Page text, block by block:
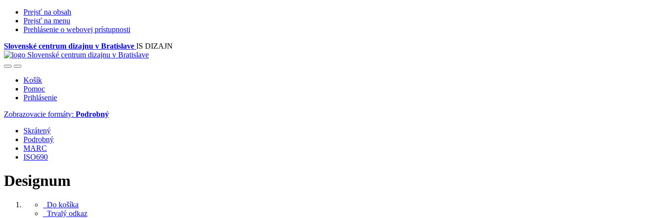
Prejsť na obsah
Prejsť na menu
Prehlásenie o webovej prístupnosti
Slovenské centrum dizajnu v Bratislave IS DIZAJN
Košík
Pomoc
Prihlásenie
Zobrazovacie formáty: Podrobný
Skrátený
Podrobný
MARC
ISO690
Designum
Do košíka
Trvalý odkaz